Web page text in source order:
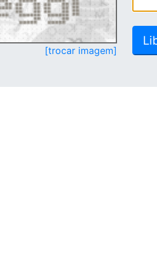
[trocar imagem]